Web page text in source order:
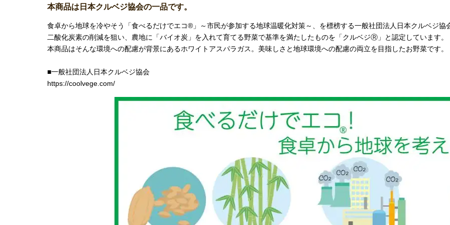
本商品は日本クルベジ協会の一品です。
食卓から地球を冷やそう「食べるだけでエコ®」～市民が参加する地球温暖化対策～、を標榜する一般社団法人日本クルベジ協
二酸化炭素の削減を狙い、農地に「バイオ炭」を入れて育てる野菜で基準を満たしたものを「クルベジⓇ」と認定しています。
本商品はそんな環境への配慮が背景にあるホワイトアスパラガス。美味しさと地球環境への配慮の両立を目指したお野菜です。
■一般社団法人日本クルベジ協会
https://coolvege.com/